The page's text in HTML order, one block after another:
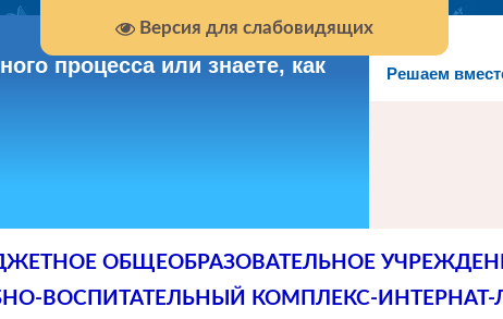
Версия для слабовидящих
Решаем
процесса или знаете, как
ОБЩЕОБРАЗОВАТЕЛЬНОЕ
ВОСПИТАТЕЛЬНЫЙ КОМПЛЕКС-ИНТЕРНАТ-